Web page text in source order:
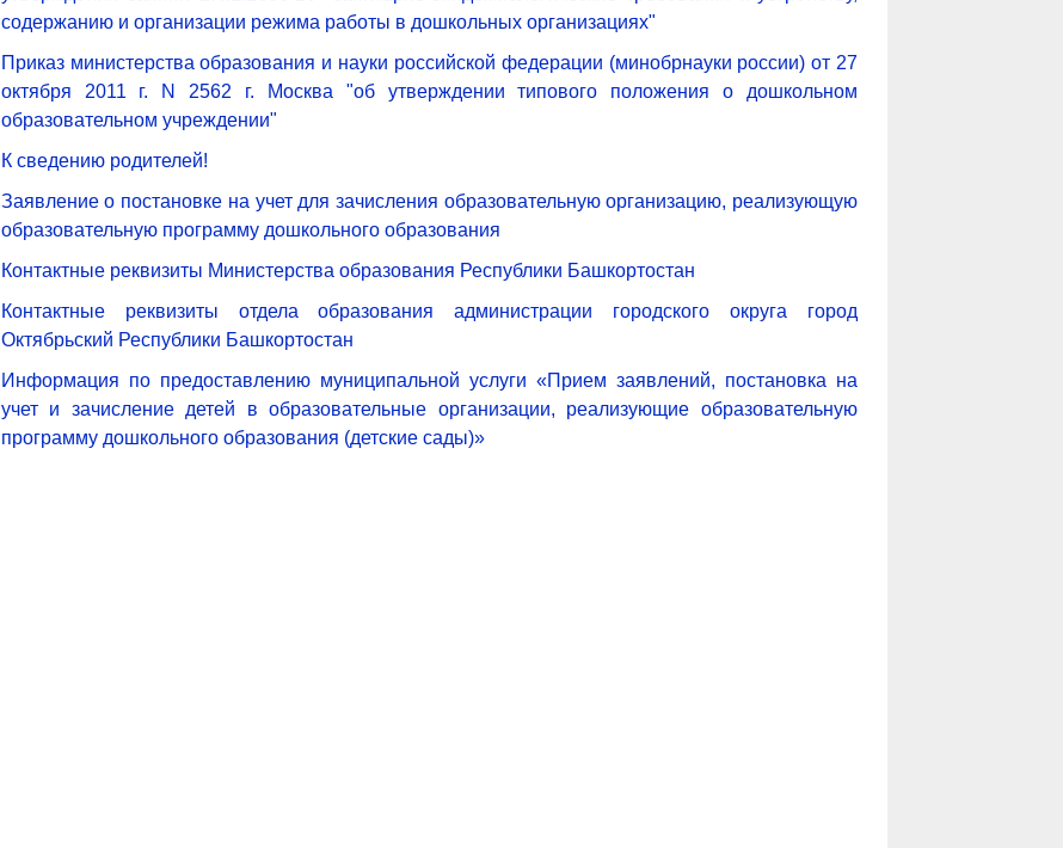
содержанию и организации режима работы в дошкольных организациях"
Приказ министерства образования и науки российской федерации (минобрнауки россии) от 27
октября 2011 г. N 2562 г. Москва "об утверждении типового положения о дошкольном
образовательном учреждении"
К сведению родителей!
Заявление о постановке на учет для зачисления образовательную организацию, реализующую
образовательную программу дошкольного образования
Контактные реквизиты Министерства образования Республики Башкортостан
Контактные реквизиты отдела образования администрации городского округа город
Октябрьский Республики Башкортостан
Информация по предоставлению муниципальной услуги «Прием заявлений, постановка на
учет и зачисление детей в образовательные организации, реализующие образовательную
программу дошкольного образования (детские сады)»